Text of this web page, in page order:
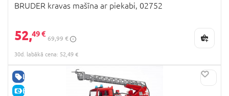
BRUDER kravas mašīna ar piekabi, 02752
52,49 €
69,99 €
30d. labākā cena: 52,49 €
LABA CENA
E-CENA